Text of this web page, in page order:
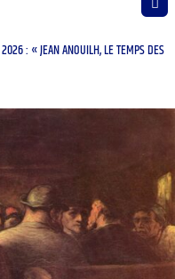
: « JEAN ANOUILH, LE TEMPS DES